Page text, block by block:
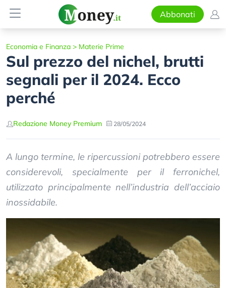
Abbonati
Economia e Finanza > Materie Prime
Sul prezzo del nichel, brutti
segnali per il 2024. Ecco
perché
Redazione Money Premium 28/05/2024
A lungo termine, le ripercussioni potrebbero essere
considerevoli, specialmente per il ferronichel,
utilizzato principalmente nell’industria dell’acciaio
inossidabile.